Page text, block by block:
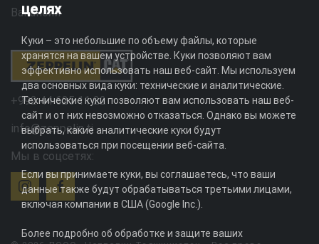
Вакансии
+992 44 625 11 22
info@zeppelin.tj
Мы в соцсетях:
целях
Куки – это небольшие по объему файлы, которые
хранятся на вашем устройстве. Куки позволяют вам
эффективно использовать наш веб-сайт. Мы используем
два основных вида куки: технические и аналитические.
Технические куки позволяют вам использовать наш веб-
сайт и от них невозможно отказаться. Однако вы можете
выбрать, какие аналитические куки будут
использоваться при посещении веб-сайта.
Если вы принимаете куки, вы соглашаетесь, что ваши
данные также будут обрабатываться третьими лицами,
включая компании в США (Google Inc.).
Более подробно об обработке и защите ваших